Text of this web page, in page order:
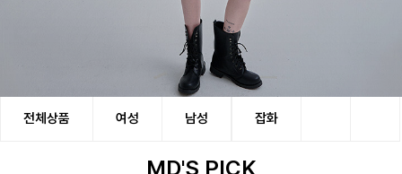
전통적인 스타일을 의미하는 "올드스쿨" 스타일의
전체상품 여성 남성 잡화
MD'S PICK